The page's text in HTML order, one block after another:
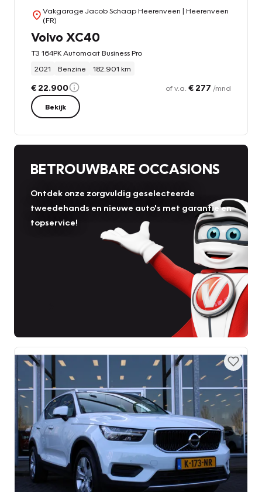
Vakgarage Jacob Schaap Heerenveen | Heerenveen
(FR)
Volvo XC40
T3 164PK Automaat Business Pro
2021
Benzine 182.901 km
€ 22.900 of v.a. € 277 /mnd
Bekijk
BETROUWBARE OCCASIONS
Ontdek onze zorgvuldig geselecteerde
tweedehands en nieuwe auto's met garantie en
topservice!